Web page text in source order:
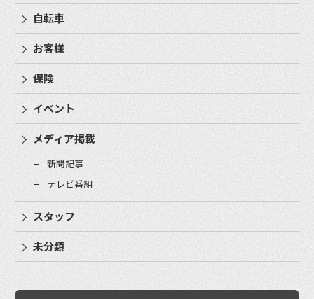
自転車
お客様
保険
イベント
メディア掲載
新聞記事
テレビ番組
スタッフ
未分類